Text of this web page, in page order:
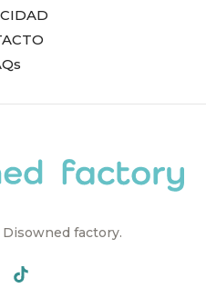
factory.